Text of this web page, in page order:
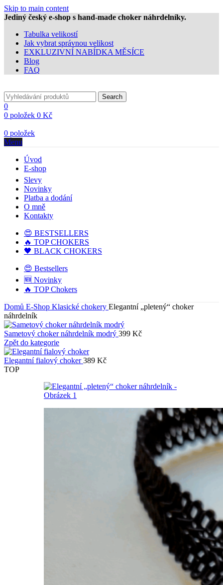
Skip to main content
Jediný český e-shop s hand-made choker náhrdelníky.
Tabulka velikostí
Jak vybrat správnou velikost
EXKLUZIVNÍ NABÍDKA MĚSÍCE
Blog
FAQ
Search
0
0 položek 0 Kč
0 položek
Menu
Úvod
E-shop
Slevy
Novinky
Platba a dodání
O mně
Kontakty
😍 BESTSELLERS
🔥 TOP CHOKERS
🖤 BLACK CHOKERS
😍 Bestsellers
🆕 Novinky
🔥 TOP Chokers
Domů E-Shop Klasické chokery Elegantní „pletený“ choker
náhrdelník
Sametový choker náhrdelník modrý 399 Kč
Zpět do kategorie
Elegantní fialový choker389 Kč
TOP